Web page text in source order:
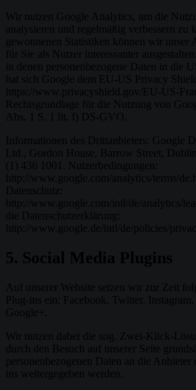
Wir nutzen Google Analytics, um die
analysieren und regelmäßig verbessern zu
gewonnenen Statistiken können wir unser
für Sie als Nutzer interessanter
in denen personenbezogene Daten in die
hat sich Google dem EU-US Privacy
https://www.privacyshield.gov/EU-US-
Rechtsgrundlage für die Nutzung von
Abs. 1 S. 1 lit. f) DS-GVO.
Informationen des Drittanbieters: Google
Ltd., Gordon House, Barrow Street,
(1) 436 1001. Nutzerbedingungen:
http://www.google.com/analytics/terms/
Datenschutz:
http://www.google.com/intl/de/analytics/
die Datenschutzerklärung:
http://www.google.de/intl/de/policies/
5. Social Media Plugins
Auf unserer Website setzen wir zur Zeit
Plug-ins ein: Facebook, Twitter,
Google+.
Wir nutzen dabei die sog. Zwei-Klick-
durch den Besuch auf unserer Seite
personenbezogenen Daten an die
ins weitergegeben werden.